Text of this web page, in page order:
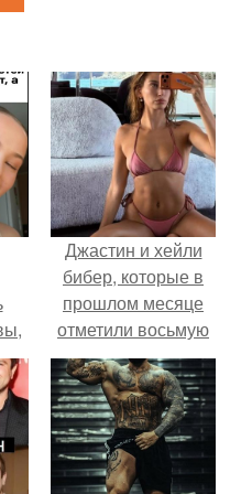
Джастин и хейли
бибер, которые в
прошлом месяце
отметили восьмую
годовщину
помолвки, показали
новые фото с
совместного
отдыха.